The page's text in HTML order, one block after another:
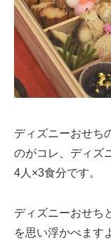
ディズニーおせち
のがコレ、ディズ
4人×3食分です。
ディズニーおせち
を思い浮かべます